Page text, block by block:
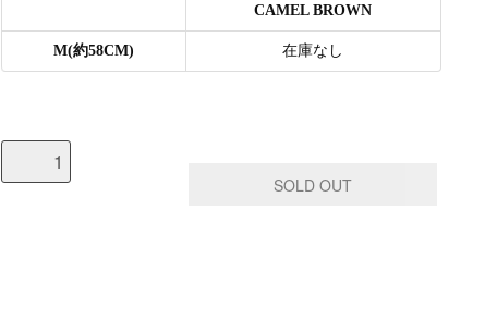
CAMEL BROWN
M(約58CM) 在庫なし